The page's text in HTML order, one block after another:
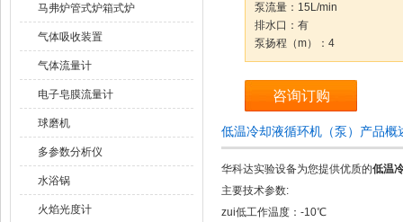
马弗炉管式炉箱式炉
气体吸收装置
气体流量计
电子皂膜流量计
球磨机
多参数分析仪
水浴锅
火焰光度计
泵流量：15L/min
排水口：有
泵扬程（m）：4
咨询订购
低温冷却液循环机（泵）产品概
华科达实验设备为您提供优质的低温
主要技术参数:
zui低工作温度：-10℃